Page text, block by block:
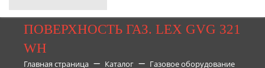
ПОВЕРХНОСТЬ ГАЗ. LEX GVG 321
WH
Главная страница Каталог
Газовое оборудование